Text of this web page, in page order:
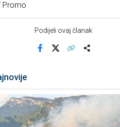
Promo
Podijeli ovaj članak